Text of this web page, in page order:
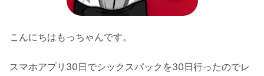
こんにちはもっちゃんです。
スマホアプリ30日でシックスパックを30日行ったのでレ